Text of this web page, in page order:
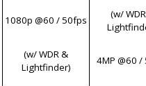
1080p @60 / 50fps
(w/
(w/ WDR &
Lightfinder)
4MP @60